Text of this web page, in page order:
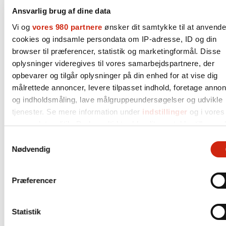
Ansvarlig brug af dine data
Vi og vores 980 partnere ønsker dit samtykke til at anvende
cookies og indsamle persondata om IP-adresse, ID og din
browser til præferencer, statistik og marketingformål. Disse
oplysninger videregives til vores samarbejdspartnere, der
opbevarer og tilgår oplysninger på din enhed for at vise dig
målrettede annoncer, levere tilpasset indhold, foretage
og indholdsmåling, lave målgruppeundersøgelser og udvikle
tjenester. Se mere information under indstillinger og i vores
persondatapolitik. Du kan altid trække dit samtykke tilbage
trykke på "Privacy trigger" ikonet.
vise dig funktioner til sociale medier og til at analysere vores
Nødvendig
Præferencer
Statistik
mener @cvplessen, der er
med i programkomitéen.
pic.twitter.com/JbhoEtNx
Cm
— Dansk Selskab for Patientsikkerhed
(@patientsikker) October 31, 2018
⁩ om at skabe